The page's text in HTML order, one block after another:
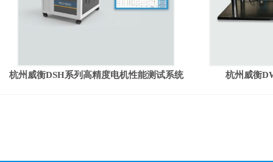
杭州威衡DSH系列高精度电机性能测试系统 杭州威衡